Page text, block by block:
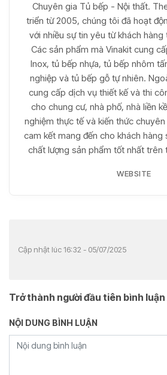
Chuyên gia Tủ bếp - Nội thất.
triển từ 2005, chúng tôi đã hoạt
với nhiều sự tin yêu từ khách hàng
Các sản phẩm mà Vinakit cung
Inox, tủ bếp nhựa, tủ bếp nhôm
nghiệp và tủ bếp gỗ tự nhiên.
cung cấp dịch vụ thiết kế và thi
cho chung cư, nhà phố, nhà liền
nghiệm thực tế và kiến thức
cam kết mang đến cho khách hàng
chất lượng sản phẩm tốt nhất trên
WEBSITE
Cập nhật lúc 16:32 - 05/07/2025
Trở thành người đầu tiên bình
NỘI DUNG BÌNH LUẬN